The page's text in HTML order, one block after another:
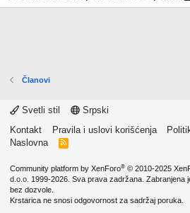
Članovi
Svetli stil
Srpski
Kontakt
Pravila i uslovi korišćenja
Naslovna
R
Community platform by XenForo® © 2010-2025
d.o.o. 1999-2026. Sva prava zadržana. Zabranjena
bez dozvole.
Krstarica ne snosi odgovornost za sadržaj poruka.